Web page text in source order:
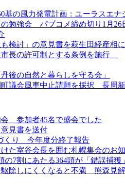
基の風力発電計画：ユーラスエナ
の勉強会 パブコメ締め切り1月26
検討」の意見書を萩生田経産相
長の許可制とする条例を施行
後の自然と暮らしを守る会」
議会風車中止請願を採択 長周
参加者45名で盛会でした
見書を送付
くり 今年度分終了報告
た室谷会長を囲む札幌集会のお
の7割にあたる364頭が「錯誤捕獲
駆除しにくくなると不満 熊森見